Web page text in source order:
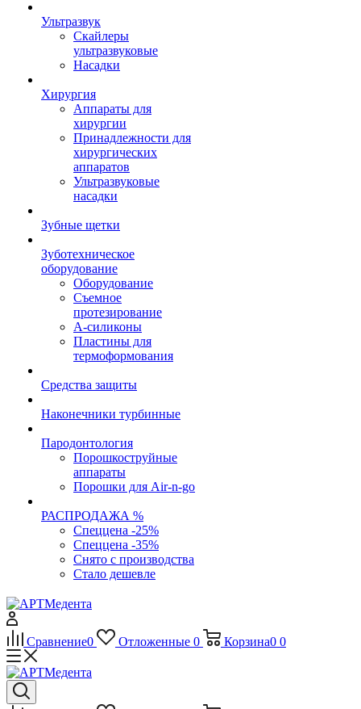
Ультразвук
Скайлеры
ультразвуковые
Насадки
Хирургия
Аппараты для
хирургии
Принадлежности для
хирургических
аппаратов
Ультразвуковые
насадки
Зубные щетки
Зуботехническое
оборудование
Оборудование
Съемное
протезирование
А-силиконы
Пластины для
термоформования
Средства защиты
Наконечники турбинные
Пародонтология
Порошкоструйные
аппараты
Порошки для Air-n-go
РАСПРОДАЖА %
Спеццена -25%
Спеццена -35%
Снято с производства
Стало дешевле
Сравнение0 Отложенные 0 Корзина0 0